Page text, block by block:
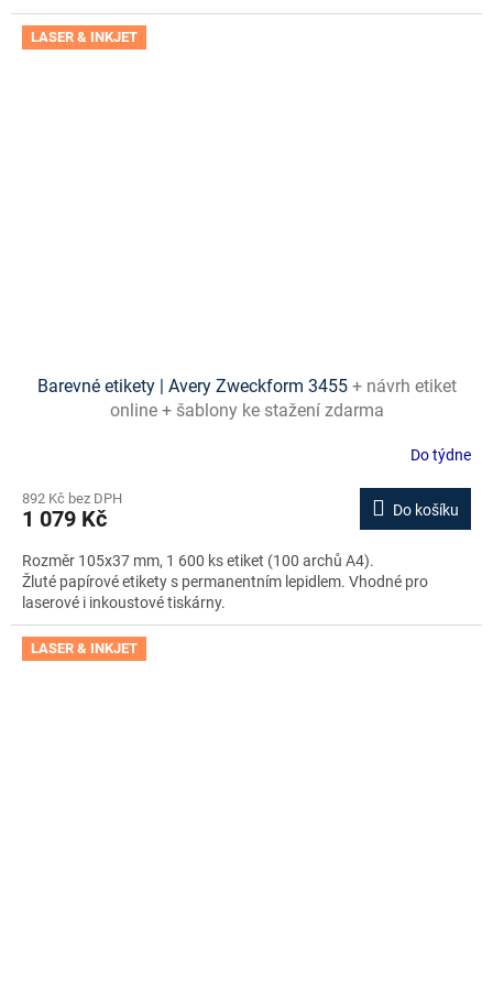
LASER & INKJET
Barevné etikety | Avery Zweckform 3455 + návrh etiket
online + šablony ke stažení zdarma
Do týdne
892 Kč bez DPH
1 079 Kč Do košíku
Rozměr 105x37 mm, 1 600 ks etiket (100 archů A4).
Žluté papírové etikety s permanentním lepidlem. Vhodné pro
laserové i inkoustové tiskárny.
LASER & INKJET